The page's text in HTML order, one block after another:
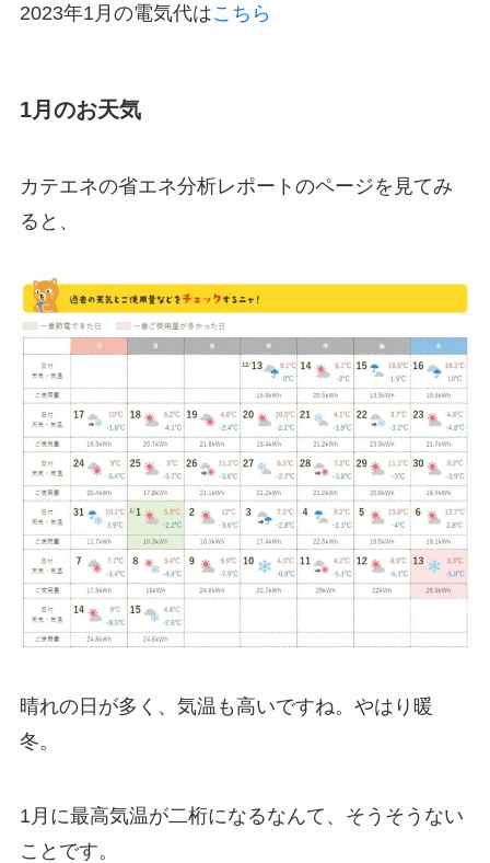
2023年1月の電気代はこちら
1月のお天気
カテエネの省エネ分析レポートのページを見てみ
ると、
晴れの日が多く、気温も高いですね。やはり暖
冬。
1月に最高気温が二桁になるなんて、そうそうない
ことです。